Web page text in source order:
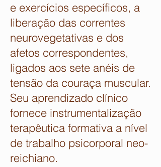
e exercícios específicos, a
liberação das correntes
neurovegetativas e dos
afetos correspondentes,
ligados aos sete anéis de
tensão da couraça muscular.
Seu aprendizado clínico
fornece instrumentalização
terapêutica formativa a nível
de trabalho psicorporal neo-
reichiano.